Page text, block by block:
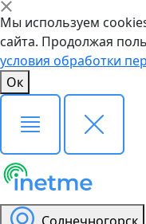
Мы используем
сайта. Продолжая
условия обработки
Ок